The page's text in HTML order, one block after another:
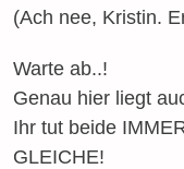
(Ach nee, Kristin.
Warte ab..!
Genau hier liegt
Ihr tut beide
GLEICHE!